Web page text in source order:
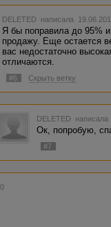
DELETED написала
Я бы поправила до 95%
продажу. Еще остается
вас недостаточно
отличаются.
#6 Скрыть ветку
DELETED
Ок, попробую,
#7